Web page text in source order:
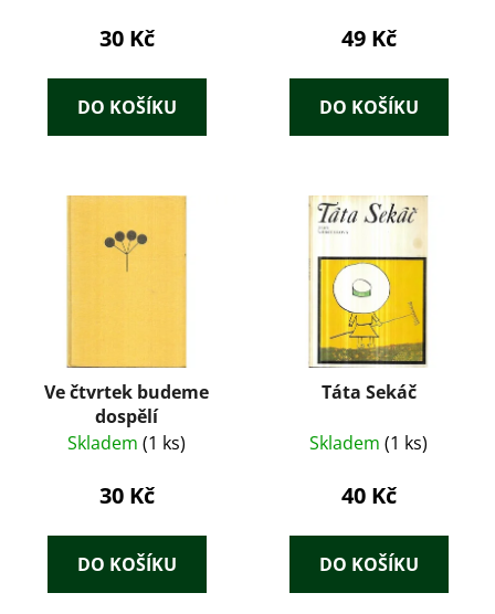
30 Kč
DO KOŠÍKU
49 Kč
DO KOŠÍKU
Ve čtvrtek budeme
dospělí
Skladem (1 ks)
30 Kč
DO KOŠÍKU
Táta Sekáč
Skladem (1 ks)
40 Kč
DO KOŠÍKU